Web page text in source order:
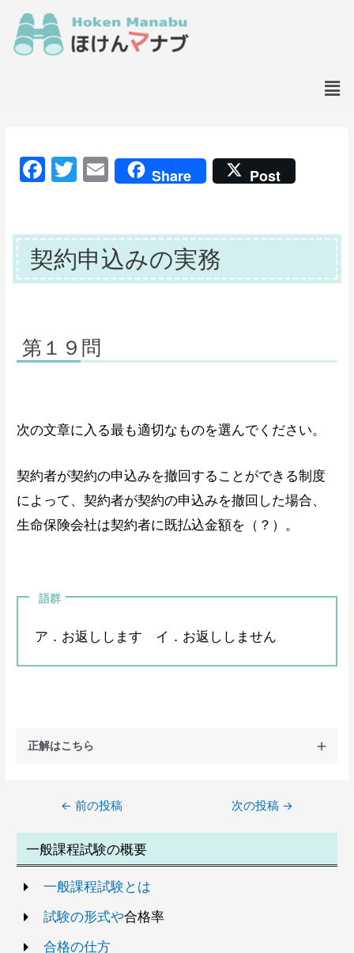
F
e
b
k
T
er
E
m
l
Share Post
契約申込みの実務
第１９問
次の文章に入る最も適切なものを選んでください。
契約者が契約の申込みを撤回することができる制度
によって、契約者が契約の申込みを撤回した場合、
生命保険会社は契約者に既払込金額を（？）。
語群
ア．お返しします イ．お返ししません
正解はこちら
← 前の投稿 次の投稿 →
一般課程試験の概要
一般課程試験とは
試験の形式や合格率
合格の仕方